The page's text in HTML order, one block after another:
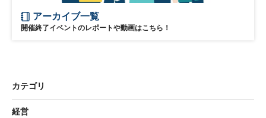
アーカイブ一覧
開催終了イベントのレポートや動画はこちら！
カテゴリ
経営